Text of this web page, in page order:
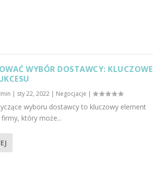
WYBÓR DOSTAWCY: KLUCZOWE
sty 22, 2022| Negocjacje
wyboru dostawcy to kluczowy element
który może...